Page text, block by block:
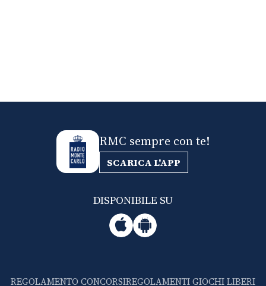
RMC sempre con te!
SCARICA L'APP
DISPONIBILE SU
REGOLAMENTO CONCORSIREGOLAMENTI GIOCHI LIBERI